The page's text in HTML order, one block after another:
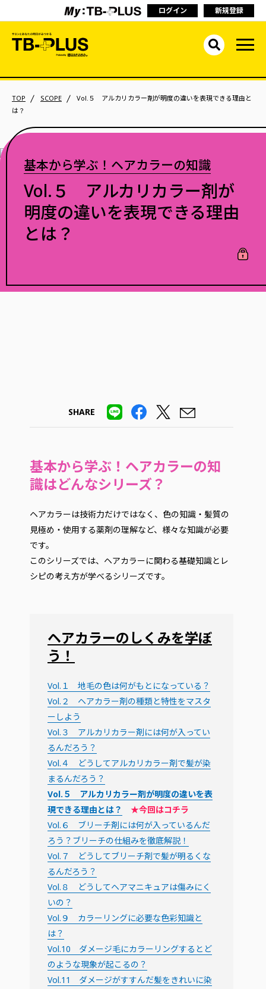
ログイン 新規登録
TOP SCOPE
Vol.５ アルカリカラー剤が明度の違いを表現できる理由と
は？
基本から学ぶ！ヘアカラーの知識
Vol.５ アルカリカラー剤が
明度の違いを表現できる理由
とは？
SHARE
基本から学ぶ！ヘアカラーの知
識はどんなシリーズ？
ヘアカラーは技術力だけではなく、色の知識・髪質の
見極め・使用する薬剤の理解など、様々な知識が必要
です。
このシリーズでは、ヘアカラーに関わる基礎知識とレ
シピの考え方が学べるシリーズです。
ヘアカラーのしくみを学ぼ
う！
Vol.１ 地毛の色は何がもとになっている？
Vol.２ ヘアカラー剤の種類と特性をマスタ
ーしよう
Vol.３ アルカリカラー剤には何が入ってい
るんだろう？
Vol.４ どうしてアルカリカラー剤で髪が染
まるんだろう？
Vol.５ アルカリカラー剤が明度の違いを表
現できる理由とは？
★今回はコチラ
Vol.６ ブリーチ剤には何が入っているんだ
ろう？ブリーチの仕組みを徹底解説！
Vol.７ どうしてブリーチ剤で髪が明るくな
るんだろう？
Vol.８ どうしてヘアマニキュアは傷みにく
いの？
Vol.９ カラーリングに必要な色彩知識と
は？
Vol.10 ダメージ毛にカラーリングするとど
のような現象が起こるの？
Vol.11 ダメージがすすんだ髪をきれいに染